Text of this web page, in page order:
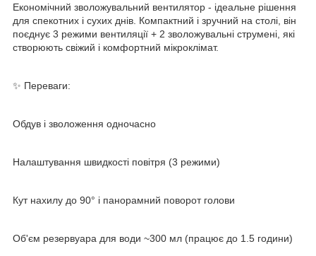
Економічний зволожувальний вентилятор - ідеальне рішення
для спекотних і сухих днів. Компактний і зручний на столі, він
поєднує 3 режими вентиляції + 2 зволожувальні струмені, які
створюють свіжий і комфортний мікроклімат.
✨ Переваги:
Обдув і зволоження одночасно
Налаштування швидкості повітря (3 режими)
Кут нахилу до 90° і панорамний поворот голови
Об'єм резервуара для води ~300 мл (працює до 1.5 години)